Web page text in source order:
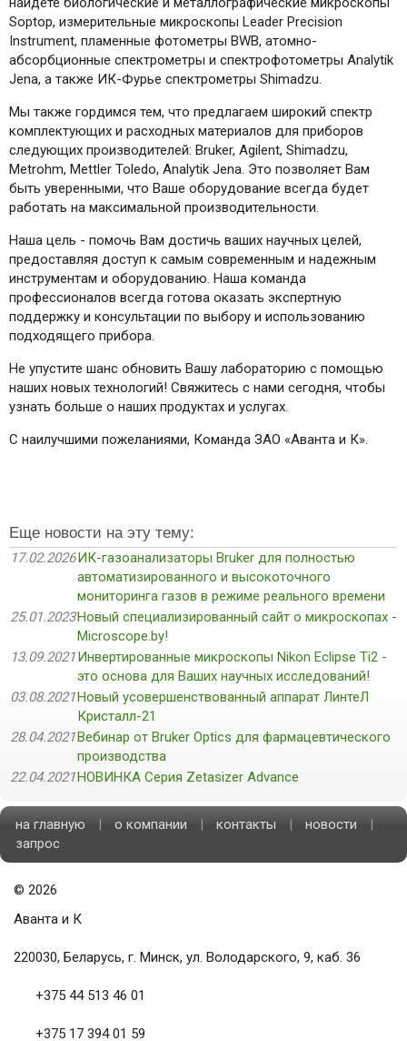
Soptop, измерительные микроскопы Leader Precision
Instrument, пламенные фотометры BWB, атомно-
абсорбционные спектрометры и спектрофотометры Analytik
Jena, а также ИК-Фурье спектрометры Shimadzu.
Мы также гордимся тем, что предлагаем широкий спектр
комплектующих и расходных материалов для приборов
следующих производителей: Bruker, Agilent, Shimadzu,
Metrohm, Mettler Toledo, Analytik Jena. Это позволяет Вам
быть уверенными, что Ваше оборудование всегда будет
работать на максимальной производительности.
Наша цель - помочь Вам достичь ваших научных целей,
предоставляя доступ к самым современным и надежным
инструментам и оборудованию. Наша команда
профессионалов всегда готова оказать экспертную
поддержку и консультации по выбору и использованию
подходящего прибора.
Не упустите шанс обновить Вашу лабораторию с помощью
наших новых технологий! Свяжитесь с нами сегодня, чтобы
узнать больше о наших продуктах и услугах.
С наилучшими пожеланиями, Команда ЗАО «Аванта и К».
Еще новости на эту тему:
17.02.2026 ИК-газоанализаторы Bruker для полностью
автоматизированного и высокоточного
мониторинга газов в режиме реального времени
25.01.2023 Новый специализированный сайт о микроскопах -
Microscope.by!
13.09.2021 Инвертированные микроскопы Nikon Eclipse Ti2 -
это основа для Ваших научных исследований!
03.08.2021 Новый усовершенствованный аппарат ЛинтеЛ
Кристалл-21
28.04.2021 Вебинар от Bruker Optics для фармацевтического
производства
22.04.2021 НОВИНКА Серия Zetasizer Advance
на главную о компании контакты новости
запрос
© 2026
Аванта и К
220030, Беларусь, г. Минск, ул. Володарского, 9, каб. 36
+375 44 513 46 01
+375 17 394 01 59